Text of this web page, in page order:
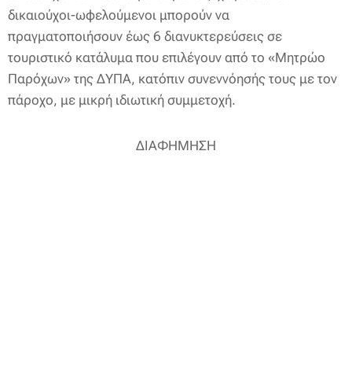
δικαιούχοι-ωφελούμενοι μπορούν να
πραγματοποιήσουν έως 6 διανυκτερεύσεις σε
τουριστικό κατάλυμα που επιλέγουν από το «Μητρώο
Παρόχων» της ΔΥΠΑ, κατόπιν συνεννόησής τους με τον
πάροχο, με μικρή ιδιωτική συμμετοχή.
ΔΙΑΦΗΜΗΣΗ